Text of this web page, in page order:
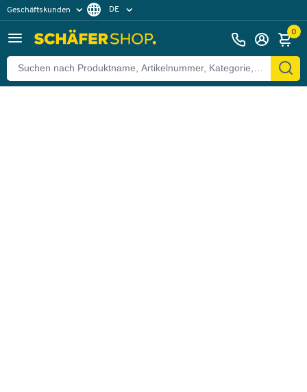
Geschäftskunden DE
0
Zurück